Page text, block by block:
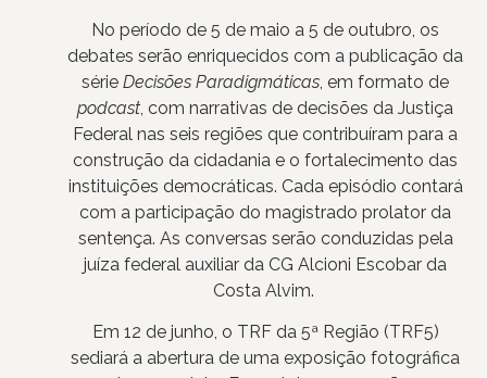
No período de 5 de maio a 5 de outubro, os
debates serão enriquecidos com a publicação da
série Decisões Paradigmáticas, em formato de
podcast, com narrativas de decisões da Justiça
Federal nas seis regiões que contribuíram para a
construção da cidadania e o fortalecimento das
instituições democráticas. Cada episódio contará
com a participação do magistrado prolator da
sentença. As conversas serão conduzidas pela
juíza federal auxiliar da CG Alcioni Escobar da
Costa Alvim.
Em 12 de junho, o TRF da 5ª Região (TRF5)
sediará a abertura de uma exposição fotográfica